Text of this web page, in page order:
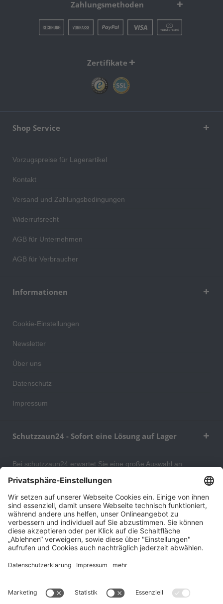
Zahlungsmethoden
Zertifikate
Shop Service
Vorzugspreise für Lagerartikel
Kontakt
Versand und Zahlungsbedingungen
Widerrufsrecht
AGB für Unternehmen
AGB für Verbraucher
Informationen
Cookie-Einstellungen
Newsletter
Über uns
Datenschutz
Impressum
Schutzzaun24 - Sofort eine Lösung auf Lager
Bei schutzzaun24 erwartet Sie eine große Auswahl an
Schutzgittern, Schutzeinrichtungen, Absturzsicherungen und
auch Ihr Wohngebäude optimal organisieren und sichern
können. An unserem Versandlager bevorraten wir ein großes
Sortiment von Lagerartikeln, welche innerhalb von 48 Stunden
versandbereit sind.
Cookie-Einstellungen Über uns